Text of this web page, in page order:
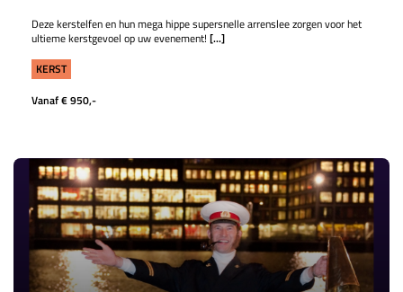
Deze kerstelfen en hun mega hippe supersnelle arrenslee zorgen voor het
ultieme kerstgevoel op uw evenement! [...]
KERST
Vanaf € 950,-